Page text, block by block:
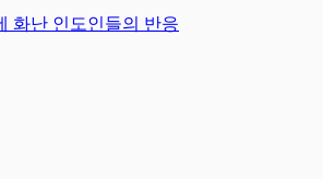
화난 인도인들의 반응